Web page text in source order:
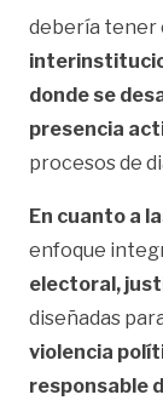
debería tener
donde se
presencia
procesos de
En cuanto a
enfoque
electoral,
diseñadas
violencia
responsable